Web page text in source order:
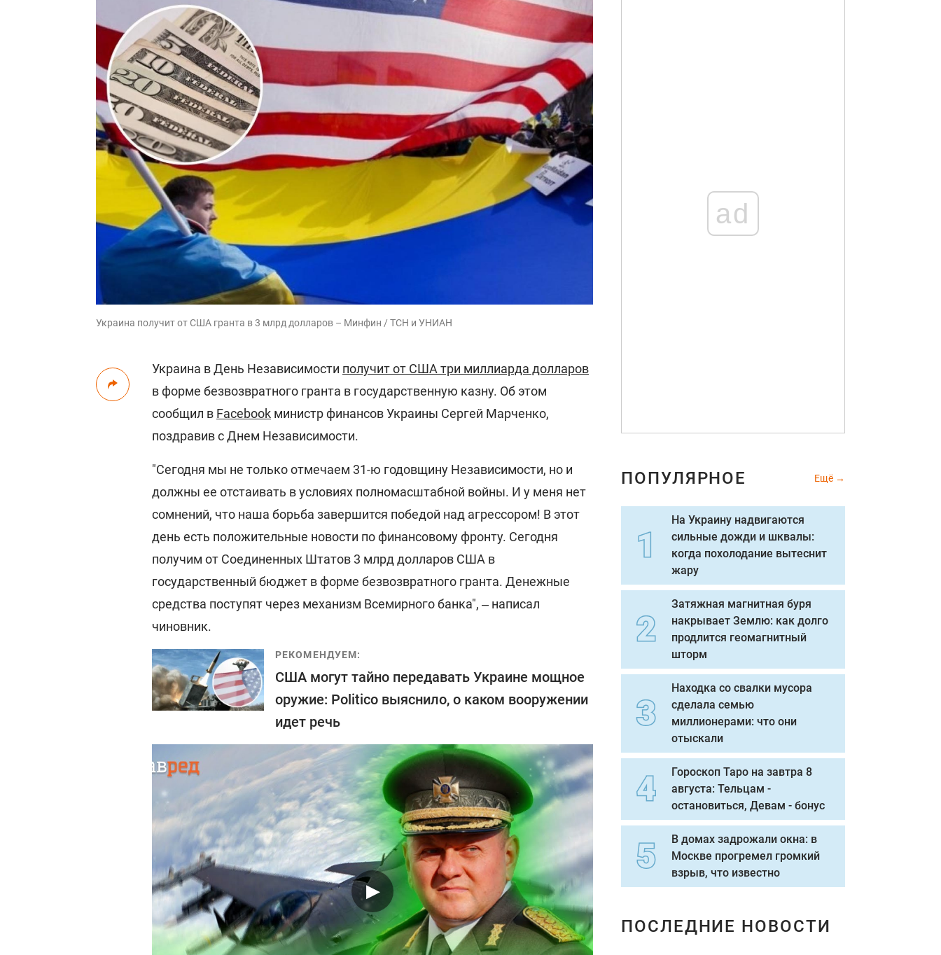
Украина получит от США гранта в 3 млрд долларов – Минфин / ТСН и УНИАН
Украина в День Независимости получит от США три миллиарда долларов
в форме безвозвратного гранта в государственную казну. Об этом
сообщил в Facebook министр финансов Украины Сергей Марченко,
поздравив с Днем Независимости.
"Сегодня мы не только отмечаем 31-ю годовщину Независимости, но и
должны ее отстаивать в условиях полномасштабной войны. И у меня нет
сомнений, что наша борьба завершится победой над агрессором! В этот
день есть положительные новости по финансовому фронту. Сегодня
получим от Соединенных Штатов 3 млрд долларов США в
государственный бюджет в форме безвозвратного гранта. Денежные
средства поступят через механизм Всемирного банка", ‒ написал
чиновник.
РЕКОМЕНДУЕМ:
США могут тайно передавать Украине мощное
оружие: Politico выяснило, о каком вооружении
идет речь
ad
ПОПУЛЯРНОЕ Ещё
На Украину надвигаются
сильные дожди и шквалы:
когда похолодание вытеснит
жару
Затяжная магнитная буря
накрывает Землю: как долго
продлится геомагнитный
шторм
Находка со свалки мусора
сделала семью
миллионерами: что они
отыскали
Гороскоп Таро на завтра 8
августа: Тельцам -
остановиться, Девам - бонус
В домах задрожали окна: в
Москве прогремел громкий
взрыв, что известно
ПОСЛЕДНИЕ НОВОСТИ